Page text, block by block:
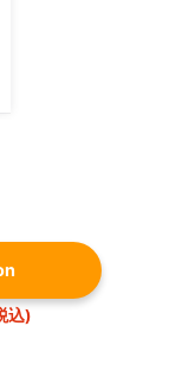
込)